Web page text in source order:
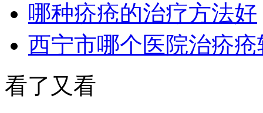
哪种疥疮的治疗方法好
西宁市哪个医院治疥疮
看了又看